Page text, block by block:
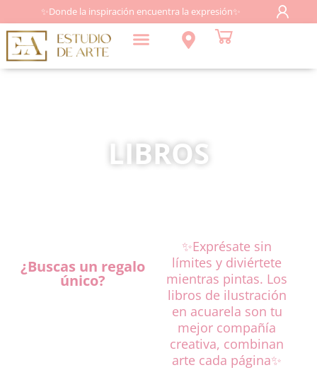
✨Donde la inspiración encuentra la expresión✨
LIBROS
¿Buscas un regalo
único?
✨Exprésate sin
límites y diviértete
mientras pintas. Los
libros de ilustración
en acuarela son tu
mejor compañía
creativa, combinan
arte cada página✨